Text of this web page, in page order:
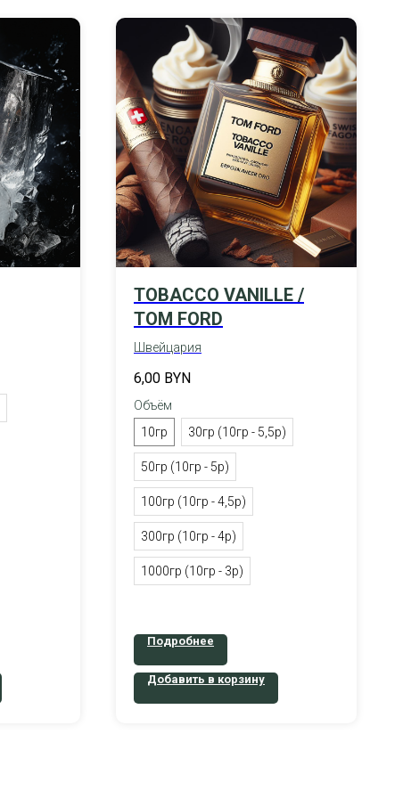
TOBACCO VANILLE /
TOM FORD
Швейцария
6,00 BYN
Объём
10гр
30гр (10гр - 5,5р)
50гр (10гр - 5р)
100гр (10гр - 4,5р)
300гр (10гр - 4р)
1000гр (10гр - 3р)
Подробнее
Добавить в корзину